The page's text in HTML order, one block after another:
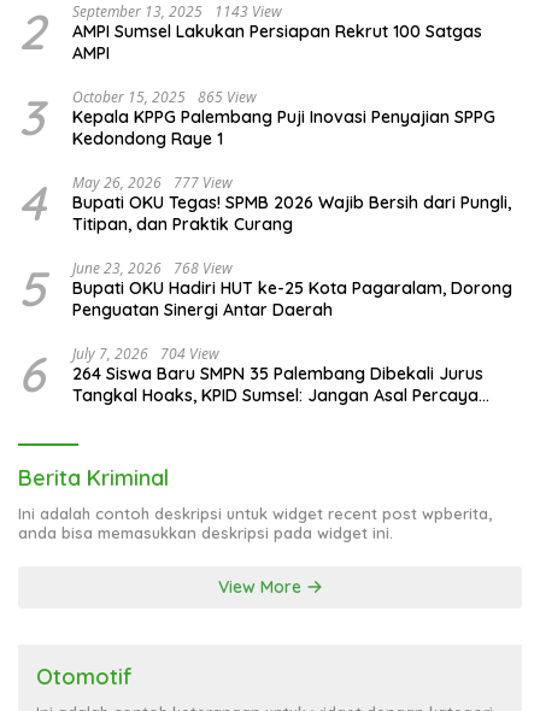
2 September 13, 2025 1143 View
AMPI Sumsel Lakukan Persiapan Rekrut 100 Satgas
AMPI
3 October 15, 2025 865 View
Kepala KPPG Palembang Puji Inovasi Penyajian SPPG
Kedondong Raye 1
4 May 26, 2026 777 View
Bupati OKU Tegas! SPMB 2026 Wajib Bersih dari Pungli,
Titipan, dan Praktik Curang
5 June 23, 2026 768 View
Bupati OKU Hadiri HUT ke-25 Kota Pagaralam, Dorong
Penguatan Sinergi Antar Daerah
6 July 7, 2026 704 View
264 Siswa Baru SMPN 35 Palembang Dibekali Jurus
Tangkal Hoaks, KPID Sumsel: Jangan Asal Percaya
Berita Kriminal
Ini adalah contoh deskripsi untuk widget recent post wpberita,
anda bisa memasukkan deskripsi pada widget ini.
View More
Otomotif